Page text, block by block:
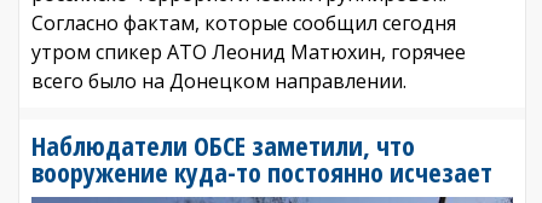
Согласно фактам, которые сообщил сегодня
утром спикер АТО Леонид Матюхин, горячее
всего было на Донецком направлении.
Наблюдатели ОБСЕ заметили, что
вооружение куда-то постоянно исчезает